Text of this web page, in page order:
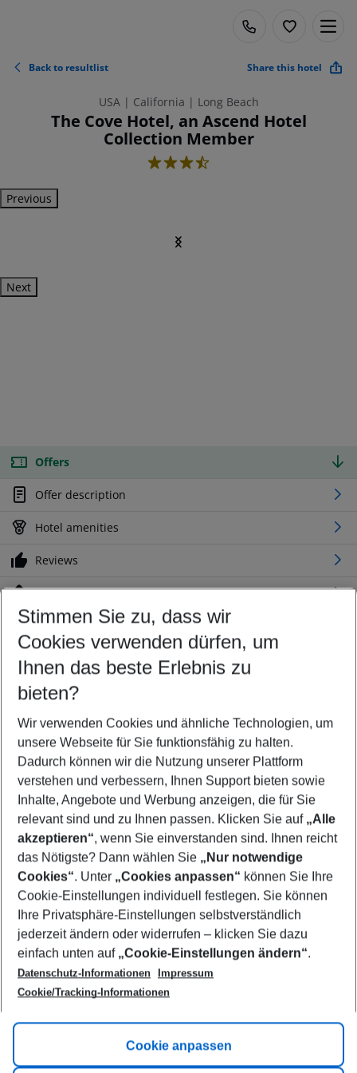
Back to resultlist Share this hotel
USA | California | Long Beach
The Cove Hotel, an Ascend Hotel
Collection Member
3.5
Previous
Next
Offers
Offer description
Hotel amenities
Reviews
Location
Customize your offer
Find the perfect deal which suits your best
Your departure airport
Any airport
Select your date range
10/08/26–08/08/27 5-8 nights
Who will travel
2 adults No children
Show more filter
Footer
Footer navigation
Title A
Link A
Stimmen Sie zu, dass wir
Cookies verwenden dürfen, um
Ihnen das beste Erlebnis zu
bieten?
Wir verwenden Cookies und ähnliche Technologien, um
unsere Webseite für Sie funktionsfähig zu halten.
Dadurch können wir die Nutzung unserer Plattform
verstehen und verbessern, Ihnen Support bieten sowie
Inhalte, Angebote und Werbung anzeigen, die für Sie
relevant sind und zu Ihnen passen. Klicken Sie auf „Alle
akzeptieren“, wenn Sie einverstanden sind. Ihnen reicht
das Nötigste? Dann wählen Sie „Nur notwendige
Cookies“. Unter „Cookies anpassen“ können Sie Ihre
Cookie-Einstellungen individuell festlegen. Sie können
Ihre Privatsphäre-Einstellungen selbstverständlich
jederzeit ändern oder widerrufen – klicken Sie dazu
einfach unten auf „Cookie-Einstellungen ändern“.
Datenschutz-Informationen
Impressum
Cookie/Tracking-Informationen
Cookie anpassen